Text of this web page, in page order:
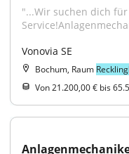
"...Wir suchen dich
Vonovia SE
Bochum, Raum
Von 21.200,00 € bis